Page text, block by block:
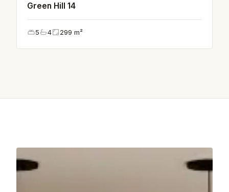
Green Hill 14
5 4 299 m²